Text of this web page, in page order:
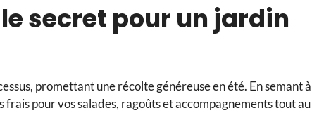
secret pour un jardin
promettant une récolte généreuse en été. En semant à
frais pour vos salades, ragoûts et accompagnements tout au